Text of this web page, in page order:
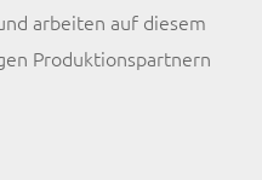
arbeiten auf diesem
Produktionspartnern